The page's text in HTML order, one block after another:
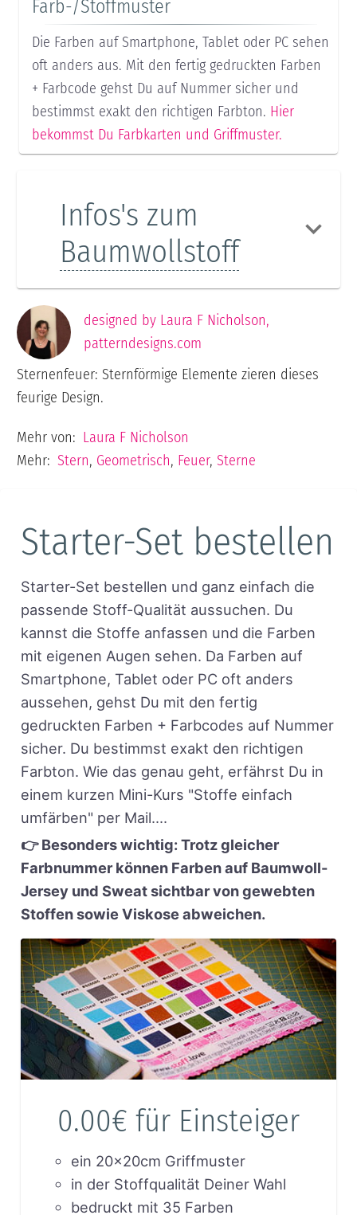
Farb-/Stoffmuster
Die Farben auf Smartphone, Tablet oder PC sehen
oft anders aus. Mit den fertig gedruckten Farben
+ Farbcode gehst Du auf Nummer sicher und
bestimmst exakt den richtigen Farbton. Hier
bekommst Du Farbkarten und Griffmuster.
Infos's zum
Baumwollstoff
designed by Laura F Nicholson,
patterndesigns.com
Sternenfeuer: Sternförmige Elemente zieren dieses
feurige Design.
Mehr von: Laura F Nicholson
Mehr: Stern, Geometrisch, Feuer,Sterne
Starter-Set bestellen
Starter-Set bestellen und ganz einfach die
passende Stoff-Qualität aussuchen. Du
kannst die Stoffe anfassen und die Farben
mit eigenen Augen sehen. Da Farben auf
Smartphone, Tablet oder PC oft anders
aussehen, gehst Du mit den fertig
gedruckten Farben + Farbcodes auf Nummer
sicher. Du bestimmst exakt den richtigen
Farbton. Wie das genau geht, erfährst Du in
einem kurzen Mini-Kurs "Stoffe einfach
umfärben" per Mail....
👉 Besonders wichtig: Trotz gleicher
Farbnummer können Farben auf Baumwoll-
Jersey und Sweat sichtbar von gewebten
Stoffen sowie Viskose abweichen.
0.00€ für Einsteiger
ein 20x20cm Griffmuster
in der Stoffqualität Deiner Wahl
bedruckt mit 35 Farben